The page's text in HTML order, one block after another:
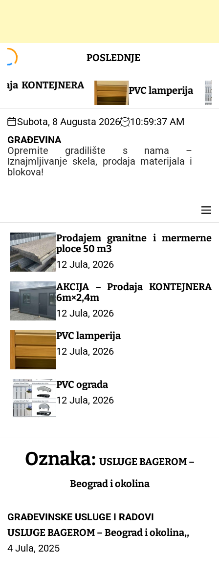
c
POSLEDNJE
PVC lamperija
Subota, 8 Augusta 2026 10:59:38 AM
GRAĐEVINA
Opremite gradilište s nama –
Iznajmljivanje skela, prodaja materijala i
blokova!
M
e
n
Prodajem granitne i mermerne
ploce 50 m3
12 Jula, 2026
AKCIJA – Prodaja KONTEJNERA
6m×2,4m
12 Jula, 2026
PVC lamperija
12 Jula, 2026
PVC ograda
12 Jula, 2026
Oznaka: USLUGE BAGEROM –
Beograd i okolina
GRAĐEVINSKE USLUGE I RADOVI
USLUGE BAGEROM – Beograd i okolina,,
4 Jula, 2025